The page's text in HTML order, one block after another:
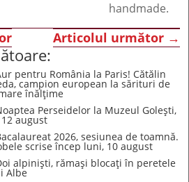
handmade.
Articolul următor →
pentru România la Paris! Cătălin
campion european la sărituri de
înălțime
Perseidelor la Muzeul Golești,
august
2026, sesiunea de toamnă.
scrise încep luni, 10 august
alpiniști, rămași blocați în peretele
Albe